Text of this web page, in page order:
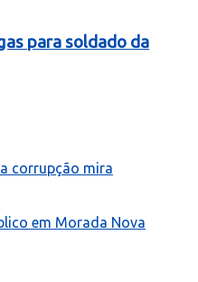
para soldado da